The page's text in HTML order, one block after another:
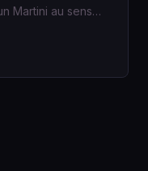
Martini au sens